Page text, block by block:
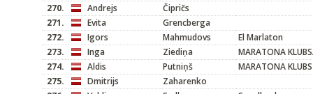
270.
Andrejs
Čipričs
271.
Evita
Grencberga
272.
Igors Mahmudovs
El Marlaton
273.
Inga Ziediņa
MARATONA
274.
Aldis Putniņš
MARATONA KLUBS
275.
Dmitrijs
Zaharenko